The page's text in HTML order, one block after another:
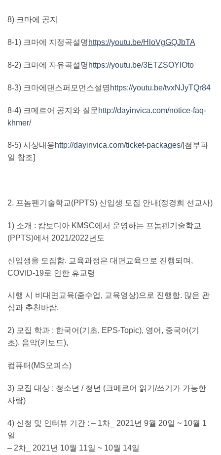
8) 크마에 공지
8-1) 크마에 지정곡설명 https://youtu.be/HloVgGQJbTA
8-2) 크마에 자유곡설명 https://youtu.be/3ETZSOYlOto
8-3) 크마에댄스퍼모먼스설명 https://youtu.be/tvxNJyTQr84
8-4) 크메르어 공지와 질문http://dayinvica.com/notice-faq-
khmer/
8-5) 시상내용http://dayinvica.com/ticket-packages/[첨부파
일 참조]
2. 프놈펜기술학교(PPTS) 신입생 모집 안내 (정경희 선교사)
1) 소개 : 캄보디아 KMSC에서 운영하는 프놈펜기술학교
(PPTS)에서 2021/2022년도
신입생을 모집함. 교육과정은 대면교육으로 진행되며 ,
COVID-19 로 인한 휴교령
시행 시 비대면교육(줌수업, 교육영상)으로 진행함. 많은 관
심과 추천바람.
2) 모집 학과 : 한국어 (기초, EPS-Topic), 영어 , 중국어 (기
초), 음악(키보드),
컴퓨터 (MS오피스)
3) 모집 대상 : 청소년 / 청년 (크메르어 읽기 /쓰기가 가능한
사람)
4) 신청 및 인터뷰 기간 : – 1차 _ 2021년 9월 20일 ~ 10월 1
일
– 2차 _ 2021년 10월 11일 ~ 10월 14일